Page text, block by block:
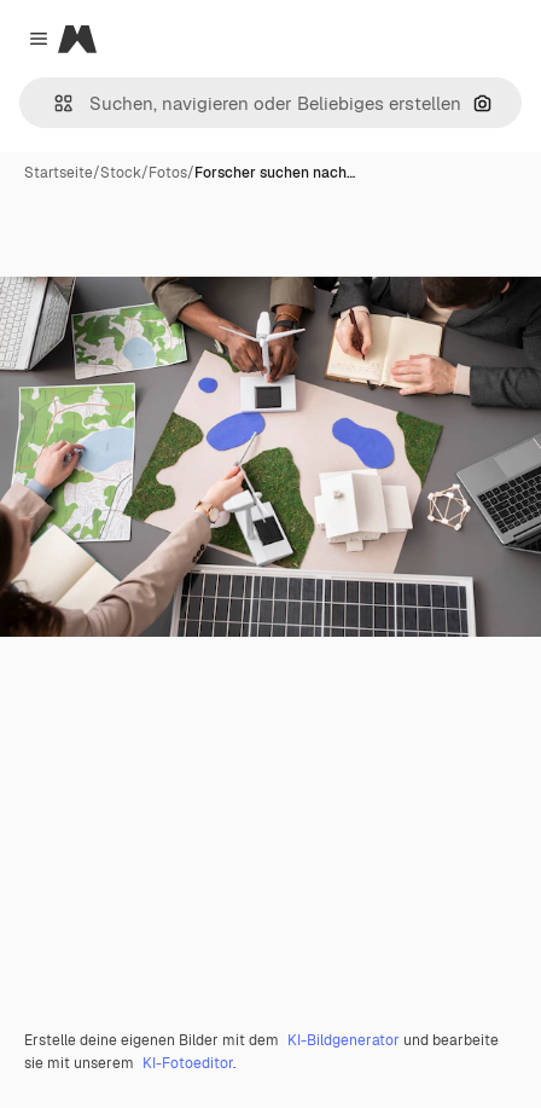
Close menu
Magnific
Nach
Startseite/Stock/Fotos/Forscher suchen nach…
Erstelle deine eigenen Bilder mit dem KI-Bildgenerator und bearbeite
sie mit unserem KI-Fotoeditor.